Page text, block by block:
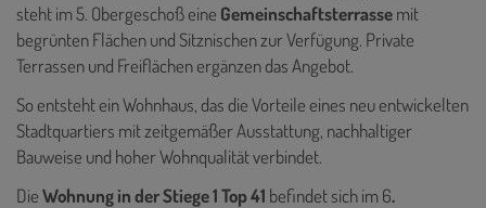
steht im 5. Obergeschoß eine Gemeinschaftsterrassemit
begrünten Flächen und Sitznischen zur Verfügung. Private
Terrassen und Freiflächen ergänzen das Angebot.
So entsteht ein Wohnhaus, das die Vorteile eines neu entwickelten
Stadtquartiers mit zeitgemäßer Ausstattung, nachhaltiger
Bauweise und hoher Wohnqualität verbindet.
DieWohnung in der Stiege 1 Top 41 befindet sich im 6.